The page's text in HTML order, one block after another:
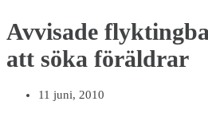
Avvisade
att söka föräldrar
11 juni, 2010